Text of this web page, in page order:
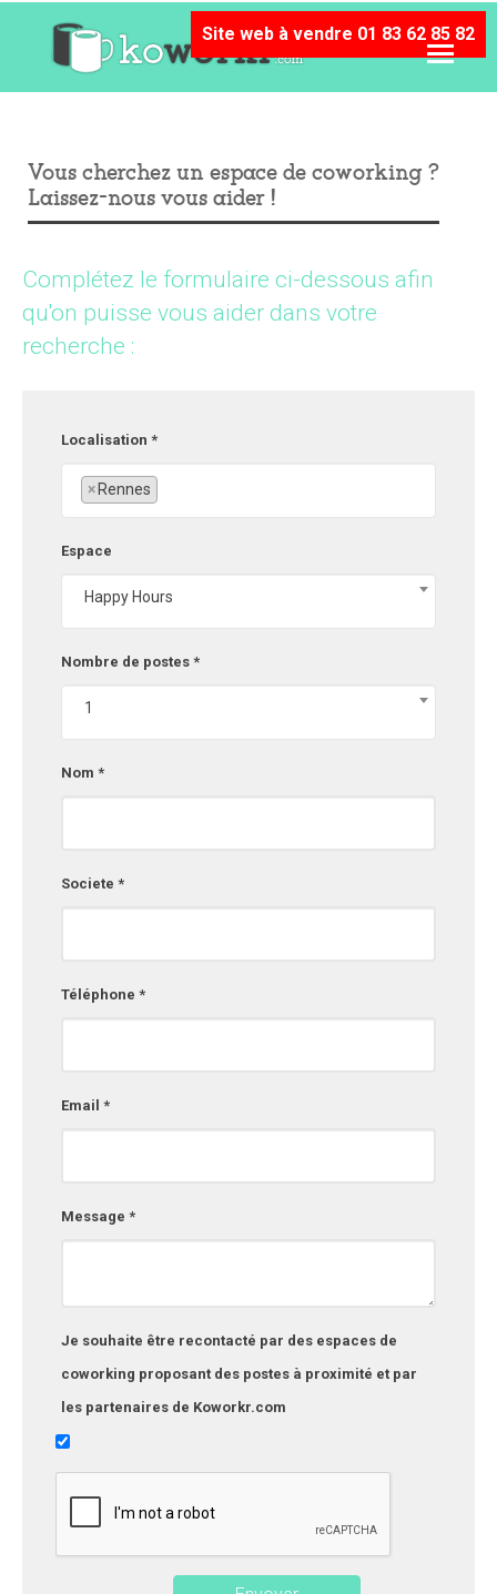
Site web à vendre 01 83 62 85 82
Vous cherchez un espace de coworking ?
Laissez-nous vous aider !
Complétez le formulaire ci-dessous afin
qu'on puisse vous aider dans votre
recherche :
Localisation *
× Rennes
Espace
Happy Hours
Nombre de postes *
1
Nom *
Societe *
Téléphone *
Email *
Message *
Je souhaite être recontacté par des espaces de
coworking proposant des postes à proximité et par
les partenaires de Koworkr.com